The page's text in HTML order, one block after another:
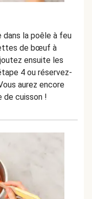
la poêle à feu
de bœuf à
ensuite les
4 ou réservez-
aurez encore
de cuisson !